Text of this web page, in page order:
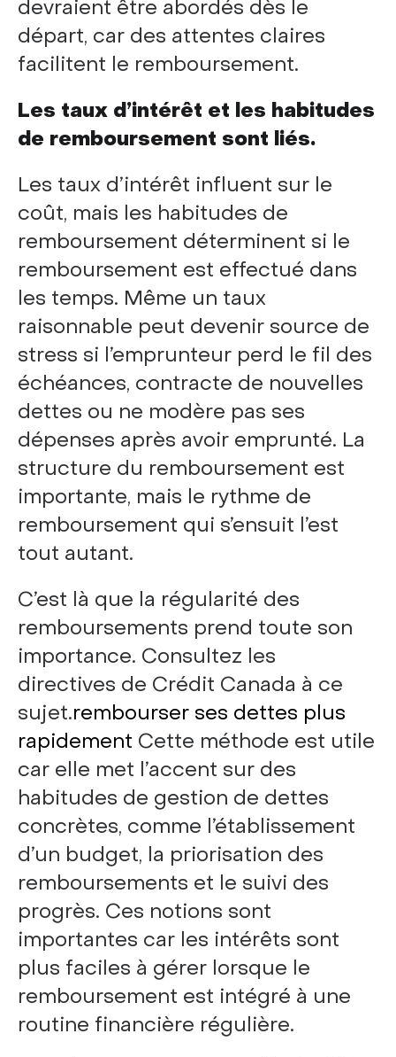
devraient être abordés dès le
départ, car des attentes claires
facilitent le remboursement.
Les taux d’intérêt et les habitudes
de remboursement sont liés.
Les taux d’intérêt influent sur le
coût, mais les habitudes de
remboursement déterminent si le
remboursement est effectué dans
les temps. Même un taux
raisonnable peut devenir source de
stress si l’emprunteur perd le fil des
échéances, contracte de nouvelles
dettes ou ne modère pas ses
dépenses après avoir emprunté. La
structure du remboursement est
importante, mais le rythme de
remboursement qui s’ensuit l’est
tout autant.
C’est là que la régularité des
remboursements prend toute son
importance. Consultez les
directives de Crédit Canada à ce
sujet.rembourser ses dettes plus
rapidement Cette méthode est utile
car elle met l’accent sur des
habitudes de gestion de dettes
concrètes, comme l’établissement
d’un budget, la priorisation des
remboursements et le suivi des
progrès. Ces notions sont
importantes car les intérêts sont
plus faciles à gérer lorsque le
remboursement est intégré à une
routine financière régulière.